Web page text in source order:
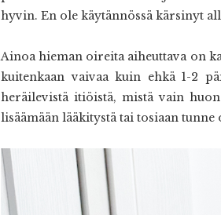
hyvin. En ole käytännössä kärsinyt
Ainoa hieman oireita aiheuttava on
kuitenkaan vaivaa kuin ehkä 1-2
heräilevistä itiöistä, mistä vain
lisäämään lääkitystä tai tosiaan